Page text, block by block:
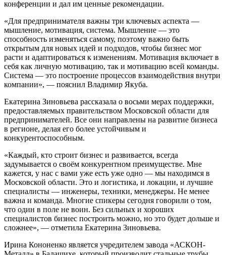
конференции и дал им ценные рекомендации.
«Для предпринимателя важны три ключевых аспекта —
мышление, мотивация, система. Мышление — это
способность изменяться самому, поэтому важно быть
открытым для новых идей и подходов, чтобы бизнес мог
расти и адаптироваться к изменениям. Мотивация включает в
себя как личную мотивацию, так и мотивацию всей команды.
Система — это построение процессов взаимодействия внутри
компании», — пояснил Владимир Якуба.
Екатерина Зиновьева рассказала о восьми мерах поддержки,
предоставляемых правительством Московской области для
предпринимателей. Все они направлены на развитие бизнеса
в регионе, делая его более устойчивым и
конкурентоспособным.
«Каждый, кто строит бизнес и развивается, всегда
задумывается о своём конкурентном преимуществе. Мне
кажется, у нас с вами уже есть уже одно — мы находимся в
Московской области. Это и логистика, и локации, и лучшие
специалисты — инженеры, техники, менеджеры. Не менее
важна и команда. Многие спикеры сегодня говорили о том,
что один в поле не воин. Без сильных и хороших
специалистов бизнес построить можно, но это будет дольше и
сложнее», — отметила Екатерина Зиновьева.
Ирина Кононенко является учредителем завода «АСКОН-